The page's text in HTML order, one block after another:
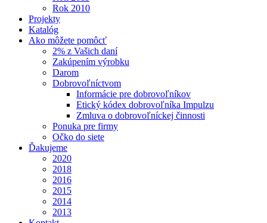
Rok 2010
Projekty
Katalóg
Ako môžete pomôcť
2% z Vašich daní
Zakúpením výrobku
Darom
Dobrovoľníctvom
Informácie pre dobrovoľníkov
Etický kódex dobrovoľníka Impulzu
Zmluva o dobrovoľníckej činnosti
Ponuka pre firmy
Očko do siete
Ďakujeme
2020
2018
2016
2015
2014
2013